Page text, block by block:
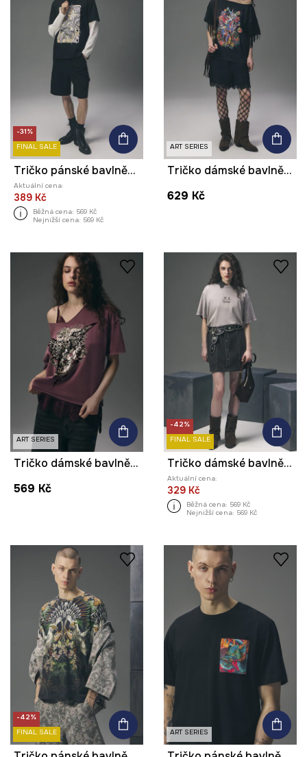
-31%
FINAL SALE
Tričko pánské bavlněné z kolekce Tattoo Art by Mattia Provezza
Aktuální cena:
389 Kč
Běžná cena: 569 Kč
Nejnižší cena: 569 Kč
ART SERIES
Tričko dámské bavlněné z kolekce Tattoo Art by Mattia Provezza
629 Kč
ART SERIES
Tričko dámské bavlněné s potiskem z kolekce Tattoo Art by Mattia Provezza
569 Kč
-42%
FINAL SALE
Tričko dámské bavlněné z kolekce Tattoo Art by Tuan Nguyen
Aktuální cena:
329 Kč
Běžná cena: 569 Kč
Nejnižší cena: 569 Kč
-42%
FINAL SALE
ART SERIES